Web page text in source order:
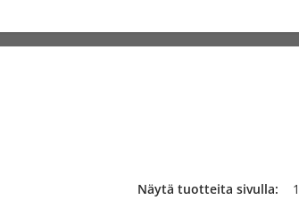
Näytä tuotteita sivulla: